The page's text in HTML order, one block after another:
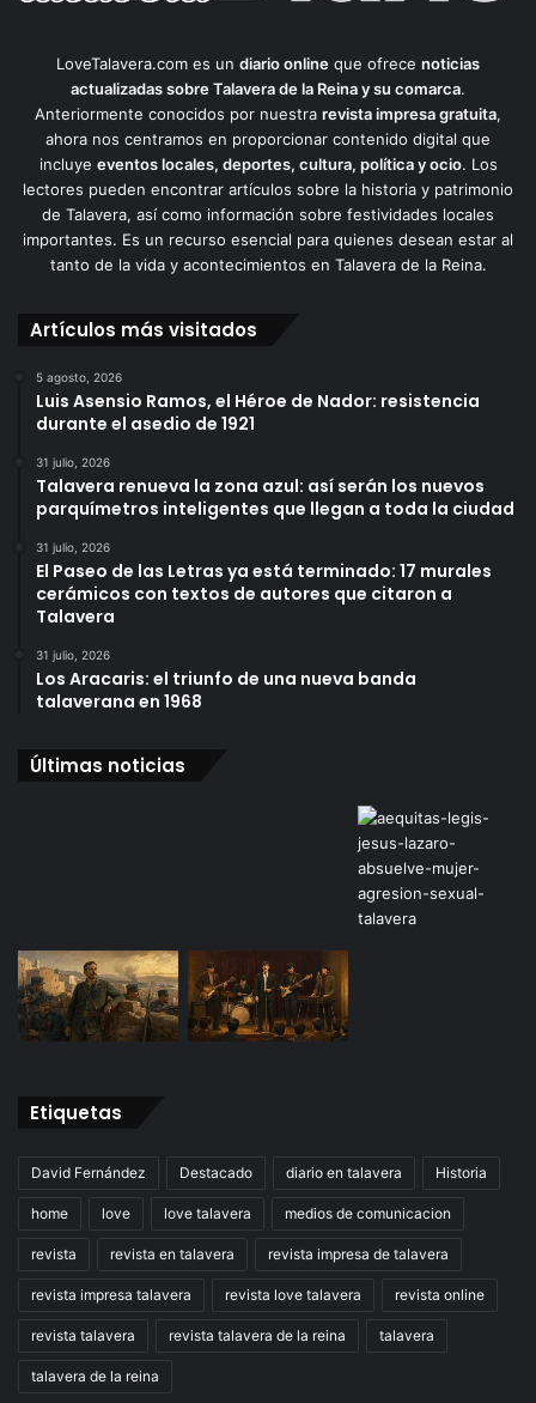
LoveTalavera.com es un diario online que ofrece noticias
actualizadas sobre Talavera de la Reina y su comarca.
Anteriormente conocidos por nuestra revista impresa gratuita,
ahora nos centramos en proporcionar contenido digital que
incluye eventos locales, deportes, cultura, política y ocio. Los
lectores pueden encontrar artículos sobre la historia y patrimonio
de Talavera, así como información sobre festividades locales
importantes. Es un recurso esencial para quienes desean estar al
tanto de la vida y acontecimientos en Talavera de la Reina.
Artículos más visitados
5 agosto, 2026
Luis Asensio Ramos, el Héroe de Nador: resistencia
durante el asedio de 1921
31 julio, 2026
Talavera renueva la zona azul: así serán los nuevos
parquímetros inteligentes que llegan a toda la ciudad
31 julio, 2026
El Paseo de las Letras ya está terminado: 17 murales
cerámicos con textos de autores que citaron a
Talavera
31 julio, 2026
Los Aracaris: el triunfo de una nueva banda
talaverana en 1968
Últimas noticias
Etiquetas
David Fernández Destacado diario en talavera Historia
home love love talavera medios de comunicacion
revista revista en talavera revista impresa de talavera
revista impresa talavera revista love talavera revista online
revista talavera revista talavera de la reina talavera
talavera de la reina